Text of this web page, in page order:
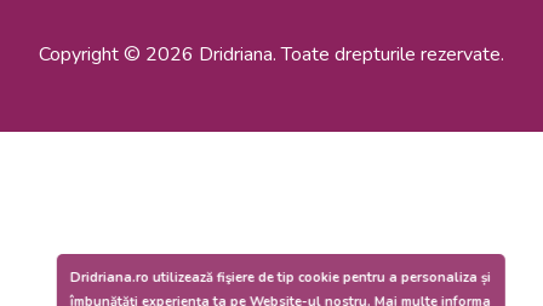
Copyright © 2026 Dridriana. Toate drepturile rezervate.
Dridriana.ro utilizează fişiere de tip cookie pentru a personaliza și
îmbunătăți experiența ta pe Website-ul nostru. Mai multe informa